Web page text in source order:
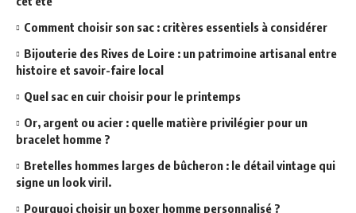
Comment choisir son sac : critères essentiels à considérer
Bijouterie des Rives de Loire : un patrimoine artisanal entre
histoire et savoir-faire local
Quel sac en cuir choisir pour le printemps
Or, argent ou acier : quelle matière privilégier pour un
bracelet homme ?
Bretelles hommes larges de bûcheron : le détail vintage qui
signe un look viril.
Pourquoi choisir un boxer homme personnalisé ?